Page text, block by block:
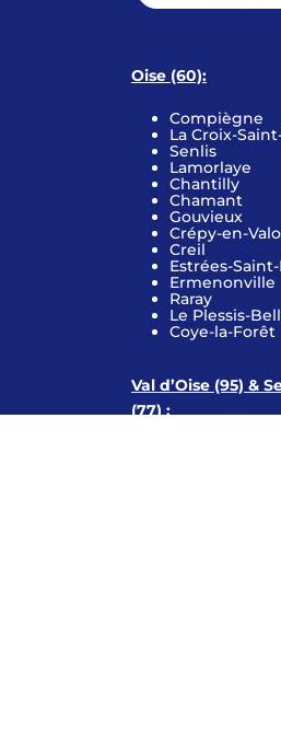
Oise (60):
Compiègne
La Croix-
Senlis
Lamorlaye
Chantilly
Chamant
Gouvieux
Crépy-en-
Creil
Estrées-
Ermenonville
Raray
Le Plessis-
Coye-la-Forêt
Val d’Oise (95) &
(77) :